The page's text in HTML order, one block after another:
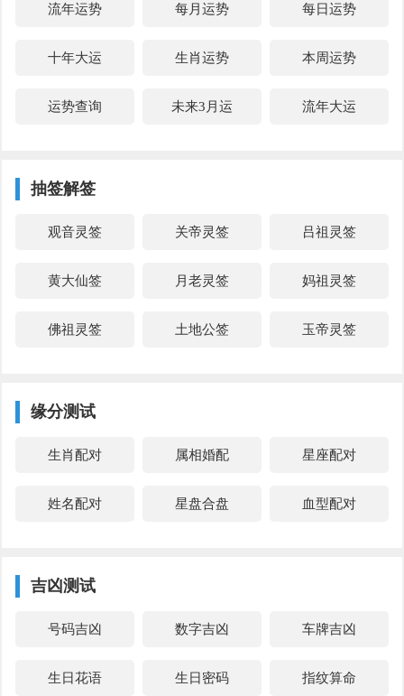
流年运势 每月运势 每日运势
十年大运 生肖运势 本周运势
运势查询 未来3月运 流年大运
抽签解签
观音灵签 关帝灵签 吕祖灵签
黄大仙签 月老灵签 妈祖灵签
佛祖灵签 土地公签 玉帝灵签
缘分测试
生肖配对 属相婚配 星座配对
姓名配对 星盘合盘 血型配对
吉凶测试
号码吉凶 数字吉凶 车牌吉凶
生日花语 生日密码 指纹算命